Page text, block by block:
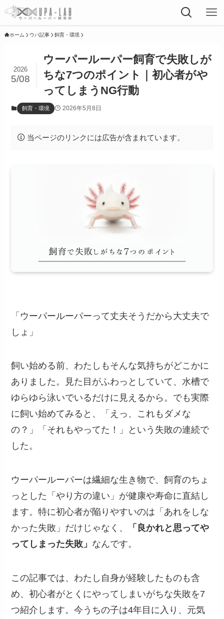
ホーム ウパ記事 飼育・環境
ウーパールーパー飼育で失敗しが
ちな7つのポイント｜初心者がや
ってしまうNG行動
2026
5/08
飼育・環境 2026年5月8日
当ページのリンクには広告が含まれています。
「ウーパールーパーって丈夫そうだから大丈夫で
しょ」
飼い始める前、わたしもそんな気持ちがどこかに
ありました。見た目がふわっとしていて、水槽で
ゆらゆら泳いでいるだけに見えるから。でも実際
に飼い始めてみると、「えっ、これもダメな
の？」「それもやってた！」という失敗の連続で
した。
ウーパールーパーは繊細な生き物で、飼育のちょ
っとした「やり方の違い」が健康や寿命に直結し
ます。特に初心者が陥りやすいのは「あれをしな
かった失敗」だけじゃなく、
「良かれと思ってや
ってしまった失敗」 なんです。
この記事では、わたし自身が経験したものも含
め、初心者がとくにやってしまいがちな失敗を7
つ紹介します。今うちの子は4年目に入り、元気